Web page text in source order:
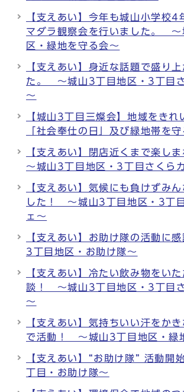
【支えあい】今年も城山小学校4
マダラ観察会を行いました。 ～
区・緑地を守る会～
【支えあい】身近な話題で盛り
た。 ～城山3丁目地区・3丁目
～
【城山3丁目三燦会】地域をきれ
「社会奉仕の日」及び緑地帯を
【支えあい】閉店近くまで楽し
～城山3丁目地区・3丁目さくら
【支えあい】気候にも負けずみ
した！ ～城山3丁目地区・3丁
ェ～
【支えあい】お助け隊の活動に
3丁目地区・お助け隊～
【支えあい】冷たい飲み物をい
談！ ～城山3丁目地区・3丁目
～
【支えあい】気持ちいい汗をか
で活動！ ～城山3丁目地区・緑
【支えあい】“お助け隊” 活動開
丁目・お助け隊～